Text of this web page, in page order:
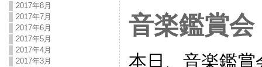
2017年8月
2017年7月
2017年6月
2017年5月
2017年4月
2017年3月
音楽鑑賞会
本日、音楽鑑